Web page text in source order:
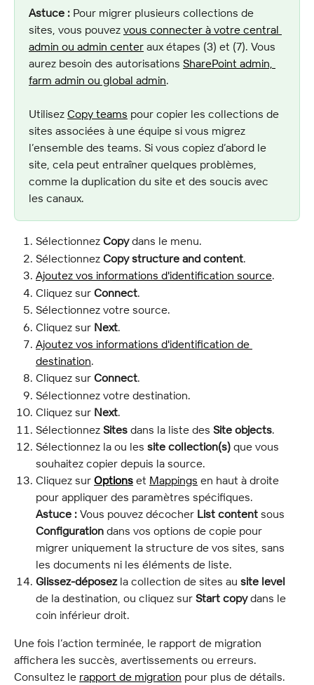
Astuce : Pour migrer plusieurs collections de
sites, vous pouvez vous connecter à votre central
admin ou admin center aux étapes (3) et (7). Vous
aurez besoin des autorisations SharePoint admin,
farm admin ou global admin.
Utilisez Copy teams pour copier les collections de
sites associées à une équipe si vous migrez
l’ensemble des teams. Si vous copiez d’abord le
site, cela peut entraîner quelques problèmes,
comme la duplication du site et des soucis avec
les canaux.
Sélectionnez Copy dans le menu.
Sélectionnez Copy structure and content.
Ajoutez vos informations d'identification source.
Cliquez sur Connect.
Sélectionnez votre source.
Cliquez sur Next.
Ajoutez vos informations d'identification de
destination.
Cliquez sur Connect.
Sélectionnez votre destination.
Cliquez sur Next.
Sélectionnez Sites dans la liste des Site objects.
Sélectionnez la ou les site collection(s) que vous
souhaitez copier depuis la source.
Cliquez sur Options et Mappings en haut à droite
pour appliquer des paramètres spécifiques.
Astuce : Vous pouvez décocher List content sous
Configuration dans vos options de copie pour
migrer uniquement la structure de vos sites, sans
les documents ni les éléments de liste.
Glissez-déposez la collection de sites au site level
de la destination, ou cliquez sur Start copy dans le
coin inférieur droit.
Une fois l’action terminée, le rapport de migration
affichera les succès, avertissements ou erreurs.
Consultez le rapport de migration pour plus de détails.